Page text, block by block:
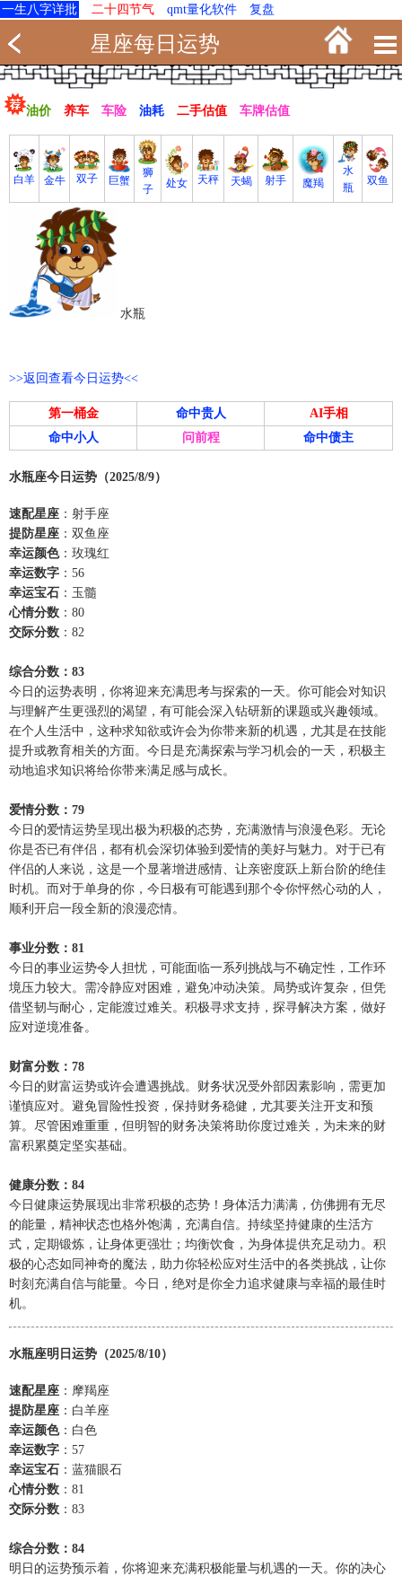
一生八字详批 二十四节气 qmt量化软件 复盘
星座每日运势
油价 养车 车险 油耗 二手估值 车牌估值
白羊 金牛 双子 巨蟹
狮
子
处女 天秤 天蝎 射手 魔羯
水
瓶
双鱼
水瓶
>>返回查看今日运势<<
第一桶金 命中贵人
AI手相
命中小人
问前程 命中债主
水瓶座今日运势（2025/8/9）
速配星座 ：射手座
提防星座 ：双鱼座
幸运颜色：玫瑰红
幸运数字 ：56
幸运宝石 ：玉髓
心情分数 ：80
交际分数 ：82
综合分数：83
今日的运势表明，你将迎来充满思考与探索的一天。你可能会对知识
与理解产生更强烈的渴望，有可能会深入钻研新的课题或兴趣领域。
在个人生活中，这种求知欲或许会为你带来新的机遇，尤其是在技能
提升或教育相关的方面。今日是充满探索与学习机会的一天，积极主
动地追求知识将给你带来满足感与成长。
爱情分数：79
今日的爱情运势呈现出极为积极的态势，充满激情与浪漫色彩。无论
你是否已有伴侣，都有机会深切体验到爱情的美好与魅力。对于已有
伴侣的人来说，这是一个显著增进感情、让亲密度跃上新台阶的绝佳
时机。而对于单身的你，今日极有可能遇到那个令你怦然心动的人，
顺利开启一段全新的浪漫恋情。
事业分数：81
今日的事业运势令人担忧，可能面临一系列挑战与不确定性，工作环
境压力较大。需冷静应对困难，避免冲动决策。局势或许复杂，但凭
借坚韧与耐心，定能渡过难关。积极寻求支持，探寻解决方案，做好
应对逆境准备。
财富分数：78
今日的财富运势或许会遭遇挑战。财务状况受外部因素影响，需更加
谨慎应对。避免冒险性投资，保持财务稳健，尤其要关注开支和预
算。尽管困难重重，但明智的财务决策将助你度过难关，为未来的财
富积累奠定坚实基础。
健康分数：84
今日健康运势展现出非常积极的态势！身体活力满满，仿佛拥有无尽
的能量，精神状态也格外饱满，充满自信。持续坚持健康的生活方
式，定期锻炼，让身体更强壮；均衡饮食，为身体提供充足动力。积
极的心态如同神奇的魔法，助力你轻松应对生活中的各类挑战，让你
时刻充满自信与能量。今日，绝对是你全力追求健康与幸福的最佳时
机。
水瓶座明日运势（2025/8/10）
速配星座 ：摩羯座
提防星座 ：白羊座
幸运颜色：白色
幸运数字 ：57
幸运宝石 ：蓝猫眼石
心情分数 ：81
交际分数 ：83
综合分数：84
明日的运势预示着，你将迎来充满积极能量与机遇的一天。你的决心